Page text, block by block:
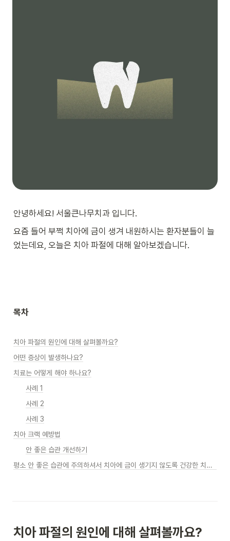
안녕하세요! 서울큰나무치과 입니다.
요즘 들어 부쩍 치아에 금이 생겨 내원하시는 환자분들이 늘
었는데요, 오늘은 치아 파절에 대해 알아보겠습니다.
목차
치아 파절의 원인에 대해 살펴볼까요?
어떤 증상이 발생하나요?
치료는 어떻게 해야 하나요?
사례 1
사례 2
사례 3
치아 크랙 예방법
안 좋은 습관 개선하기
평소 안 좋은 습관에 주의하셔서 치아에 금이 생기지 않도록 건강한 치아상태 유지하시길 바랍니다.
치아 파절의 원인에 대해 살펴볼까요?